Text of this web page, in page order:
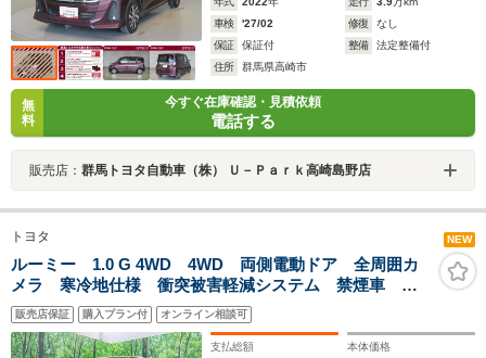
車検
'27/02 修復
なし
保証
保証付 整備
法定整備付
住所
群馬県高崎市
無
料
今すぐ在庫確認・見積依頼
電話する
販売店： 群馬トヨタ自動車（株） Ｕ－Ｐａｒｋ高崎島野店
トヨタ NEW
ルーミー 1.0 G 4WD 4WD 両側電動ドア 全周囲カ
メラ 寒冷地仕様 衝突被害軽減システム 禁煙車 ド
ラレコ コーナーセンサー スマートキー LEDヘッ
ド 14インチアルミ 車線逸脱警報 オートライト オ
ートエアコン
販売店保証 購入プラン付 オンライン相談可
支払総額 本体価格